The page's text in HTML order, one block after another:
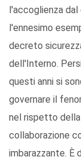
l'accoglienza
l'ennesimo
decreto
dell'Interno.
questi anni si
governare il
nel rispetto della
collaborazione
imbarazzante. È